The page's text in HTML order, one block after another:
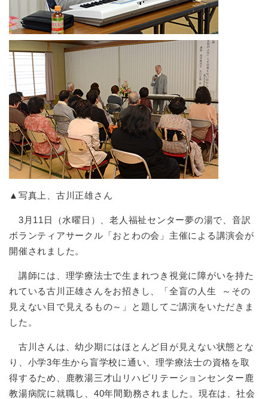
▲写真上、古川正雄さん
3月11日（水曜日）、老人福祉センター夢の湯で、音訳
ボランティアサークル「おとわの会」主催による講演会が
開催されました。
講師には、理学療法士で生まれつき視覚に障がいを持た
れている古川正雄さんをお招きし、「全盲の人生 ～その
見えない目で見えるもの～」と題してご講演をいただきま
した。
古川さんは、幼少期にはほとんど目が見えない状態とな
り、小学3年生から盲学校に通い、理学療法士の資格を取
得するため、鹿教湯三才山リハビリテーションセンター鹿
教湯病院に就職し、40年間勤務されました。現在は、社会